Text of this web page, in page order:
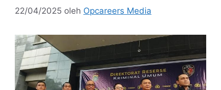
22/04/2025 oleh Opcareers Media